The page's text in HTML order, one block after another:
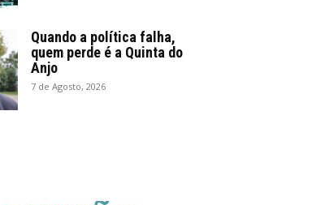
Quando a política falha,
quem perde é a Quinta do
Anjo
7 de Agosto, 2026